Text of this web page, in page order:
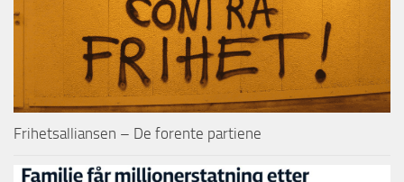
Frihetsalliansen – De forente partiene